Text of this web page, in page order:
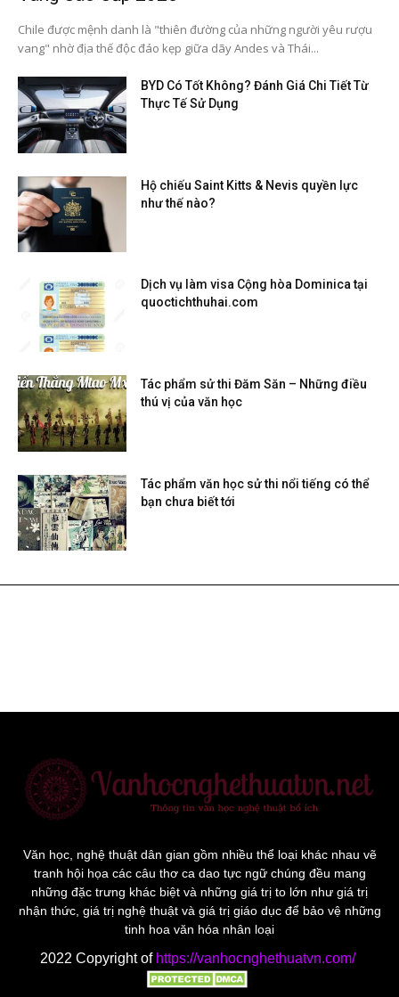
Chile được mệnh danh là "thiên đường của những người yêu rượu
vang" nhờ địa thế độc đáo kẹp giữa dãy Andes và Thái...
BYD Có Tốt Không? Đánh Giá Chi Tiết Từ
Thực Tế Sử Dụng
Hộ chiếu Saint Kitts & Nevis quyền lực
như thế nào?
Dịch vụ làm visa Cộng hòa Dominica tại
quoctichthuhai.com
Tác phẩm sử thi Đăm Săn – Những điều
thú vị của văn học
Tác phẩm văn học sử thi nổi tiếng có thể
bạn chưa biết tới
Văn học, nghệ thuật dân gian gồm nhiều thể loại khác nhau vẽ
tranh hội họa các câu thơ ca dao tực ngữ chúng đều mang
những đặc trưng khác biệt và những giá trị to lớn như giá trị
nhận thức, giá trị nghệ thuật và giá trị giáo dục để bảo vệ những
tinh hoa văn hóa nhân loại
2022 Copyright of https://vanhocnghethuatvn.com/